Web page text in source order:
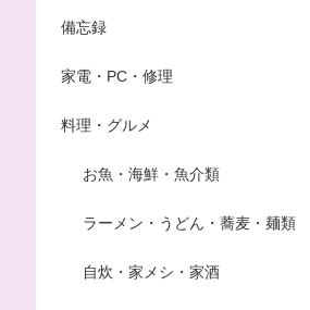
備忘録
家電・PC・修理
料理・グルメ
お魚・海鮮・魚介類
ラーメン・うどん・蕎麦・麺類
自炊・家メシ・家酒